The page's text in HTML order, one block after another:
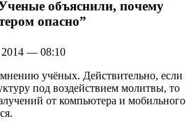
объяснили, почему
опасно”
2014 — 08:10
учёных. Действительно, если
под воздействием молитвы, то
от компьютера и мобильного